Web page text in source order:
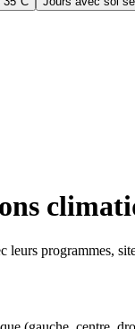
programmes,